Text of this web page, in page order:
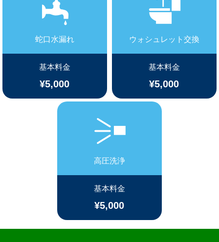
蛇口水漏れ
基本料金
¥5,000
ウォシュレット交換
基本料金
¥5,000
高圧洗浄
基本料金
¥5,000